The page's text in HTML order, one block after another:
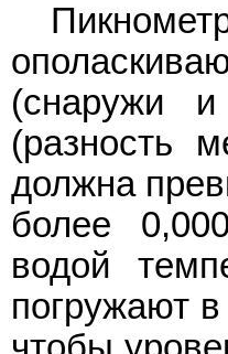
(снаружи
(разность
должна
более
водой
погружают